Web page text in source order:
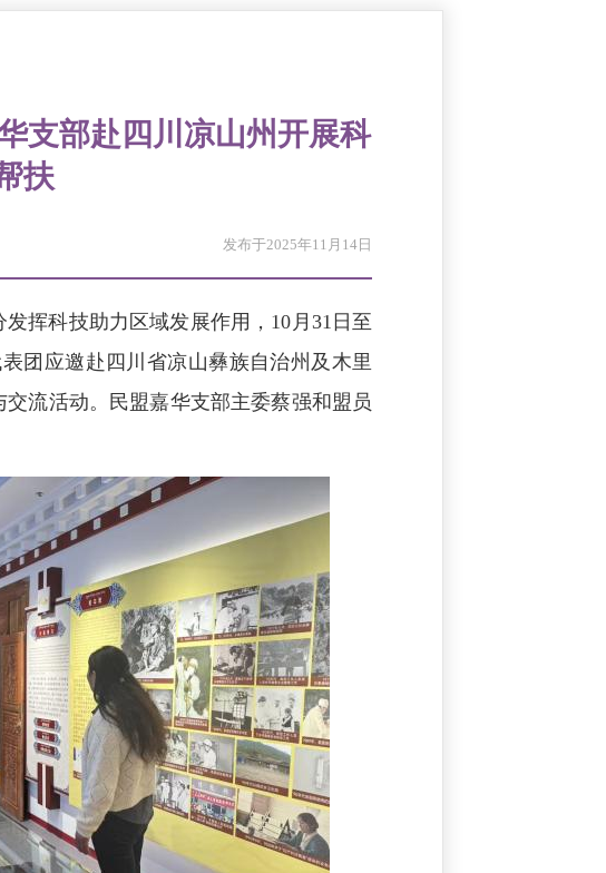
支部赴四川凉山州开展科
扶
发布于2025年11月14日
挥科技助力区域发展作用，10月31日至
团应邀赴四川省凉山彝族自治州及木里
流活动。民盟嘉华支部主委蔡强和盟员